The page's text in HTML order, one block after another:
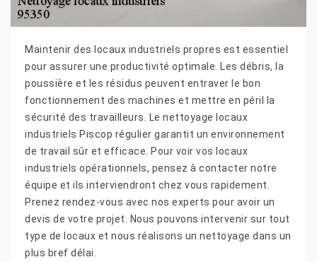
Maintenir des locaux industriels propres est essentiel
pour assurer une productivité optimale. Les débris, la
poussière et les résidus peuvent entraver le bon
fonctionnement des machines et mettre en péril la
sécurité des travailleurs. Le nettoyage locaux
industriels Piscop régulier garantit un environnement
de travail sûr et efficace. Pour voir vos locaux
industriels opérationnels, pensez à contacter notre
équipe et ils interviendront chez vous rapidement.
Prenez rendez-vous avec nos experts pour avoir un
devis de votre projet. Nous pouvons intervenir sur tout
type de locaux et nous réalisons un nettoyage dans un
plus bref délai.